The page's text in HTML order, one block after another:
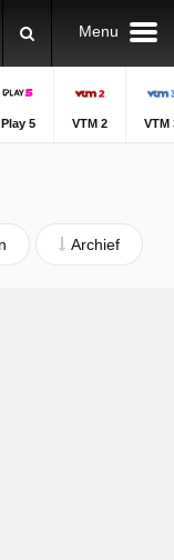
Menu
Play 5 VTM 2 VTM
Archief